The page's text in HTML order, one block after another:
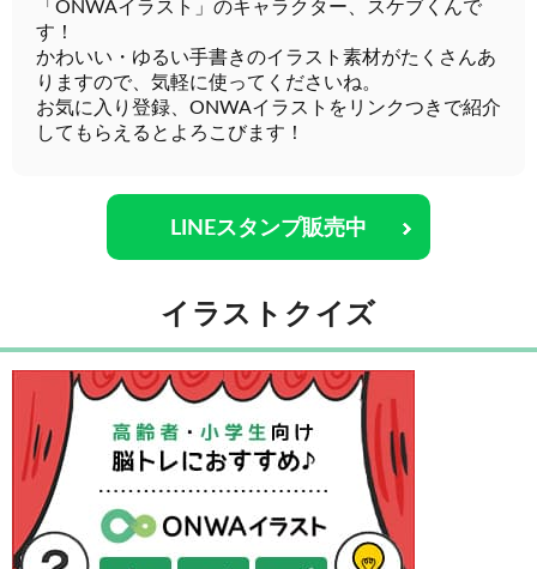
「ONWAイラスト」のキャラクター、スケブくんで
す！
かわいい・ゆるい手書きのイラスト素材がたくさんあ
りますので、気軽に使ってくださいね。
お気に入り登録、ONWAイラストをリンクつきで紹介
してもらえるとよろこびます！
LINEスタンプ販売中
イラストクイズ